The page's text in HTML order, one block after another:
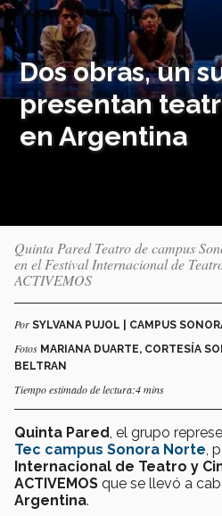
Dos obras, un
presentan
en Argentina
Quinta Pared Teatro de campus
en el Festival Internacional de
ACTIVEMOS
Por SYLVANA PUJOL | CAMPUS
Fotos MARIANA DUARTE, CORTESÍA
BELTRAN
Tiempo estimado de lectura:4 mins
Quinta Pared , el grupo
Tec campus Sonora Norte ,
Internacional de Teatro y
ACTIVEMOS que se llevó a
Argentina.